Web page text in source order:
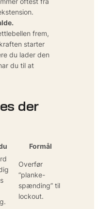
frem,
starter
du lader den
du til at
der
Formål
Overfør
“planke-
spænding” til
lockout.